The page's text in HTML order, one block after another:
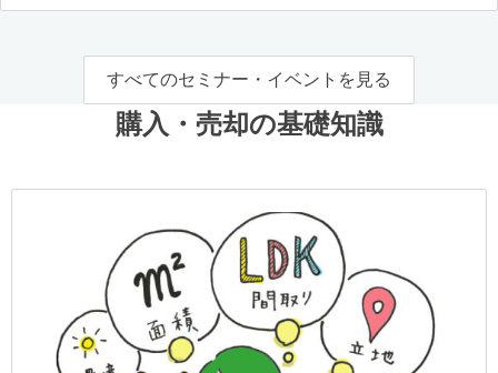
すべてのセミナー・イベントを見る
購入・売却の基礎知識